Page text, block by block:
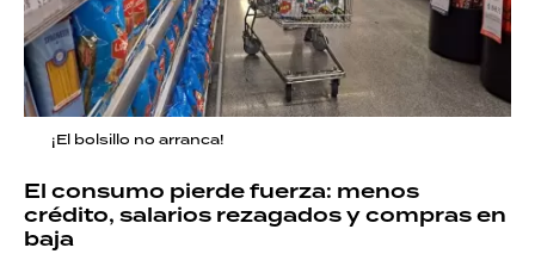
¡El bolsillo no arranca!
El consumo pierde fuerza: menos
crédito, salarios rezagados y compras en
baja